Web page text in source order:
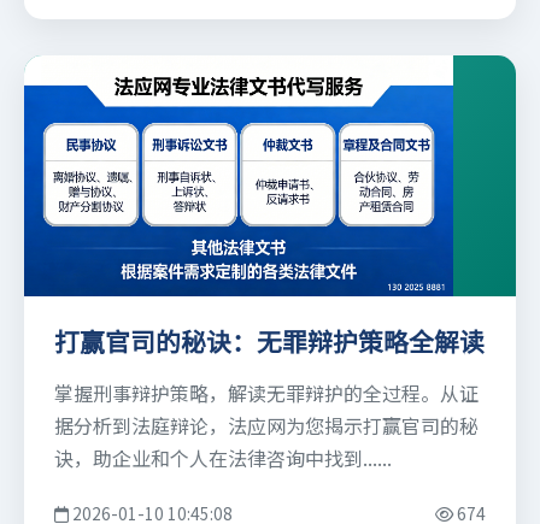
打赢官司的秘诀：无罪辩护策略全解读
掌握刑事辩护策略，解读无罪辩护的全过程。从证
据分析到法庭辩论，法应网为您揭示打赢官司的秘
诀，助企业和个人在法律咨询中找到......
2026-01-10 10:45:08 674